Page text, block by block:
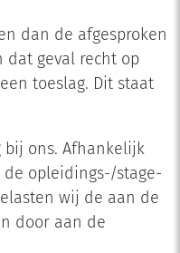
dan de afgesproken
dat geval recht op
toeslag. Dit staat
bij ons. Afhankelijk
opleidings-/stage-
wij de aan de
door aan de